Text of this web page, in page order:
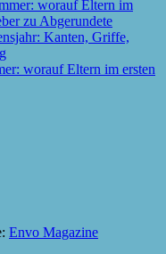
worauf Eltern im ersten
Envo Magazine